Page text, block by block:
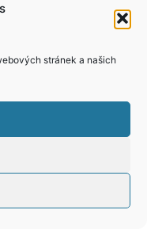
stránek a našich
All Rights